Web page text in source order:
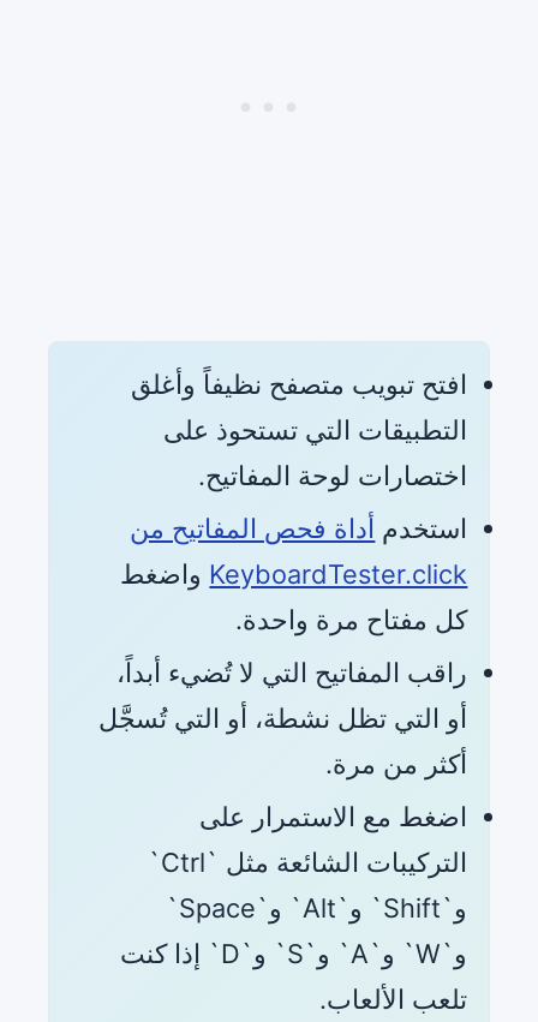
افتح تبويب متصفح نظيفاً وأغلق
التطبيقات التي تستحوذ على
اختصارات لوحة المفاتيح.
استخدم أداة فحص المفاتيح من
KeyboardTester.click واضغط
كل مفتاح مرة واحدة.
راقب المفاتيح التي لا تُضيء أبداً،
أو التي تظل نشطة، أو التي تُسجَّل
أكثر من مرة.
اضغط مع الاستمرار على
التركيبات الشائعة مثل `Ctrl`
و`Shift` و`Alt` و`Space`
و`W` و`A` و`S` و`D` إذا كنت
تلعب الألعاب.